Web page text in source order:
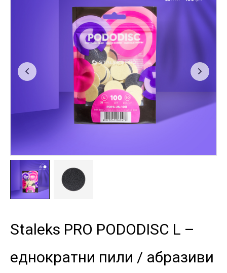
Staleks PRO PODODISC L –
еднократни пили / абразиви